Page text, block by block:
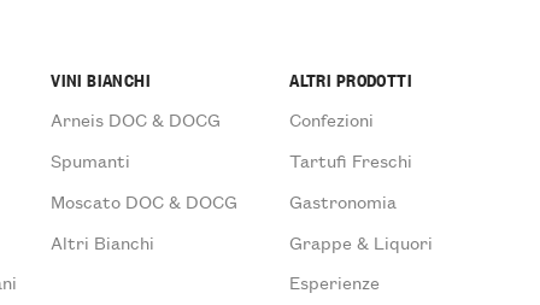
VINI BIANCHI
Arneis DOC & DOCG
Spumanti
Moscato DOC & DOCG
Altri Bianchi
ALTRI PRODOTTI
Confezioni
Tartufi Freschi
Gastronomia
Grappe & Liquori
Esperienze